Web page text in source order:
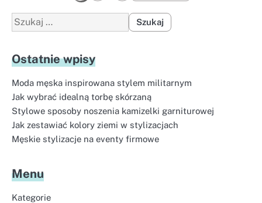
wpisów
Szukaj:
Ostatnie wpisy
Moda męska inspirowana stylem militarnym
Jak wybrać idealną torbę skórzaną
Stylowe sposoby noszenia kamizelki garniturowej
Jak zestawiać kolory ziemi w stylizacjach
Męskie stylizacje na eventy firmowe
Menu
Kategorie